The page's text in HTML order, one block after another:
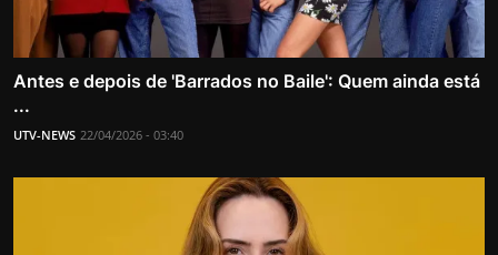
Antes e depois de 'Barrados no Baile': Quem ainda está
...
UTV-NEWS 22/04/2026 - 03:40